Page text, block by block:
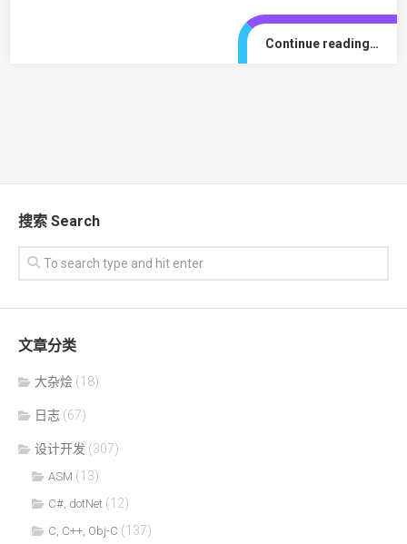
Continue reading…
搜索 Search
文章分类
大杂烩 (18)
日志 (67)
设计开发 (307)
ASM (13)
C#, dotNet (12)
C, C++, Obj-C (137)